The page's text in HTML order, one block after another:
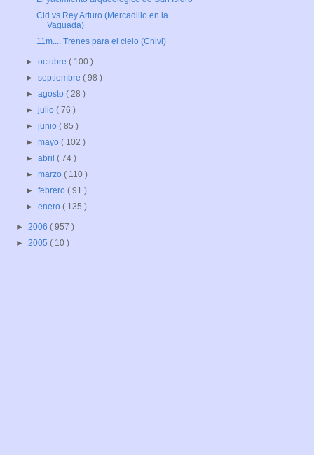
Cid vs Rey Arturo (Mercadillo en la
Vaguada)
11m.... Trenes para el cielo (Chivi)
►octubre( 100 )
►septiembre( 98 )
►agosto( 28 )
►julio( 76 )
►junio( 85 )
►mayo( 102 )
►abril( 74 )
►marzo( 110 )
►febrero( 91 )
►enero( 135 )
► 2006 ( 957 )
► 2005 ( 10 )